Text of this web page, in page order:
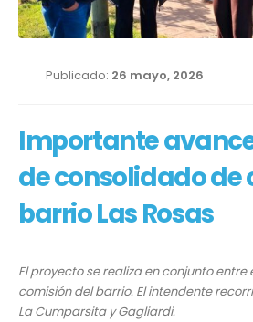
Publicado: 26 mayo, 2026
Importante
de consolidado de
barrio Las Rosas
El proyecto se realiza en conjunto entre
comisión del barrio. El intendente
La Cumparsita y Gagliardi.